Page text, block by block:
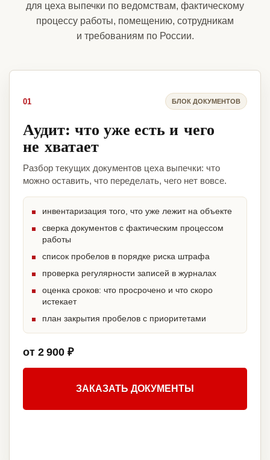
для цеха выпечки по ведомствам, фактическому
процессу работы, помещению, сотрудникам
и требованиям по России.
01 БЛОК ДОКУМЕНТОВ
Аудит: что уже есть и чего
не хватает
Разбор текущих документов цеха выпечки: что
можно оставить, что переделать, чего нет вовсе.
инвентаризация того, что уже лежит на объекте
сверка документов с фактическим процессом
работы
список пробелов в порядке риска штрафа
проверка регулярности записей в журналах
оценка сроков: что просрочено и что скоро
истекает
план закрытия пробелов с приоритетами
от 2 900 ₽
ЗАКАЗАТЬ ДОКУМЕНТЫ